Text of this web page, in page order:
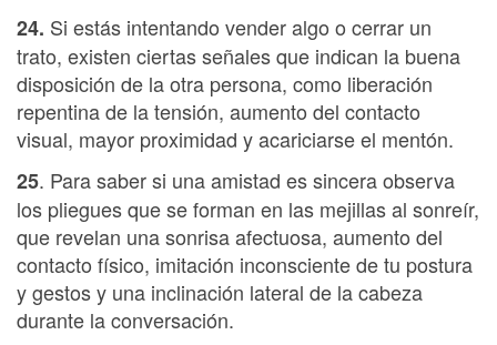
24. Si estás intentando vender algo o cerrar un
trato, existen ciertas señales que indican la buena
disposición de la otra persona, como liberación
repentina de la tensión, aumento del contacto
visual, mayor proximidad y acariciarse el mentón.
25. Para saber si una amistad es sincera observa
los pliegues que se forman en las mejillas al sonreír,
que revelan una sonrisa afectuosa, aumento del
contacto físico, imitación inconsciente de tu postura
y gestos y una inclinación lateral de la cabeza
durante la conversación.